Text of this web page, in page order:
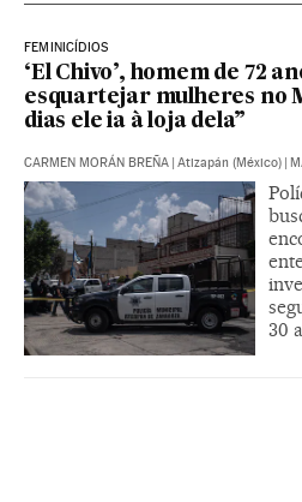
FEMINICÍDIOS
‘El Chivo’, homem de 72
esquartejar mulheres no
dias ele ia à loja dela”
CARMEN MORÁN BREÑA Atizapán (México)
30